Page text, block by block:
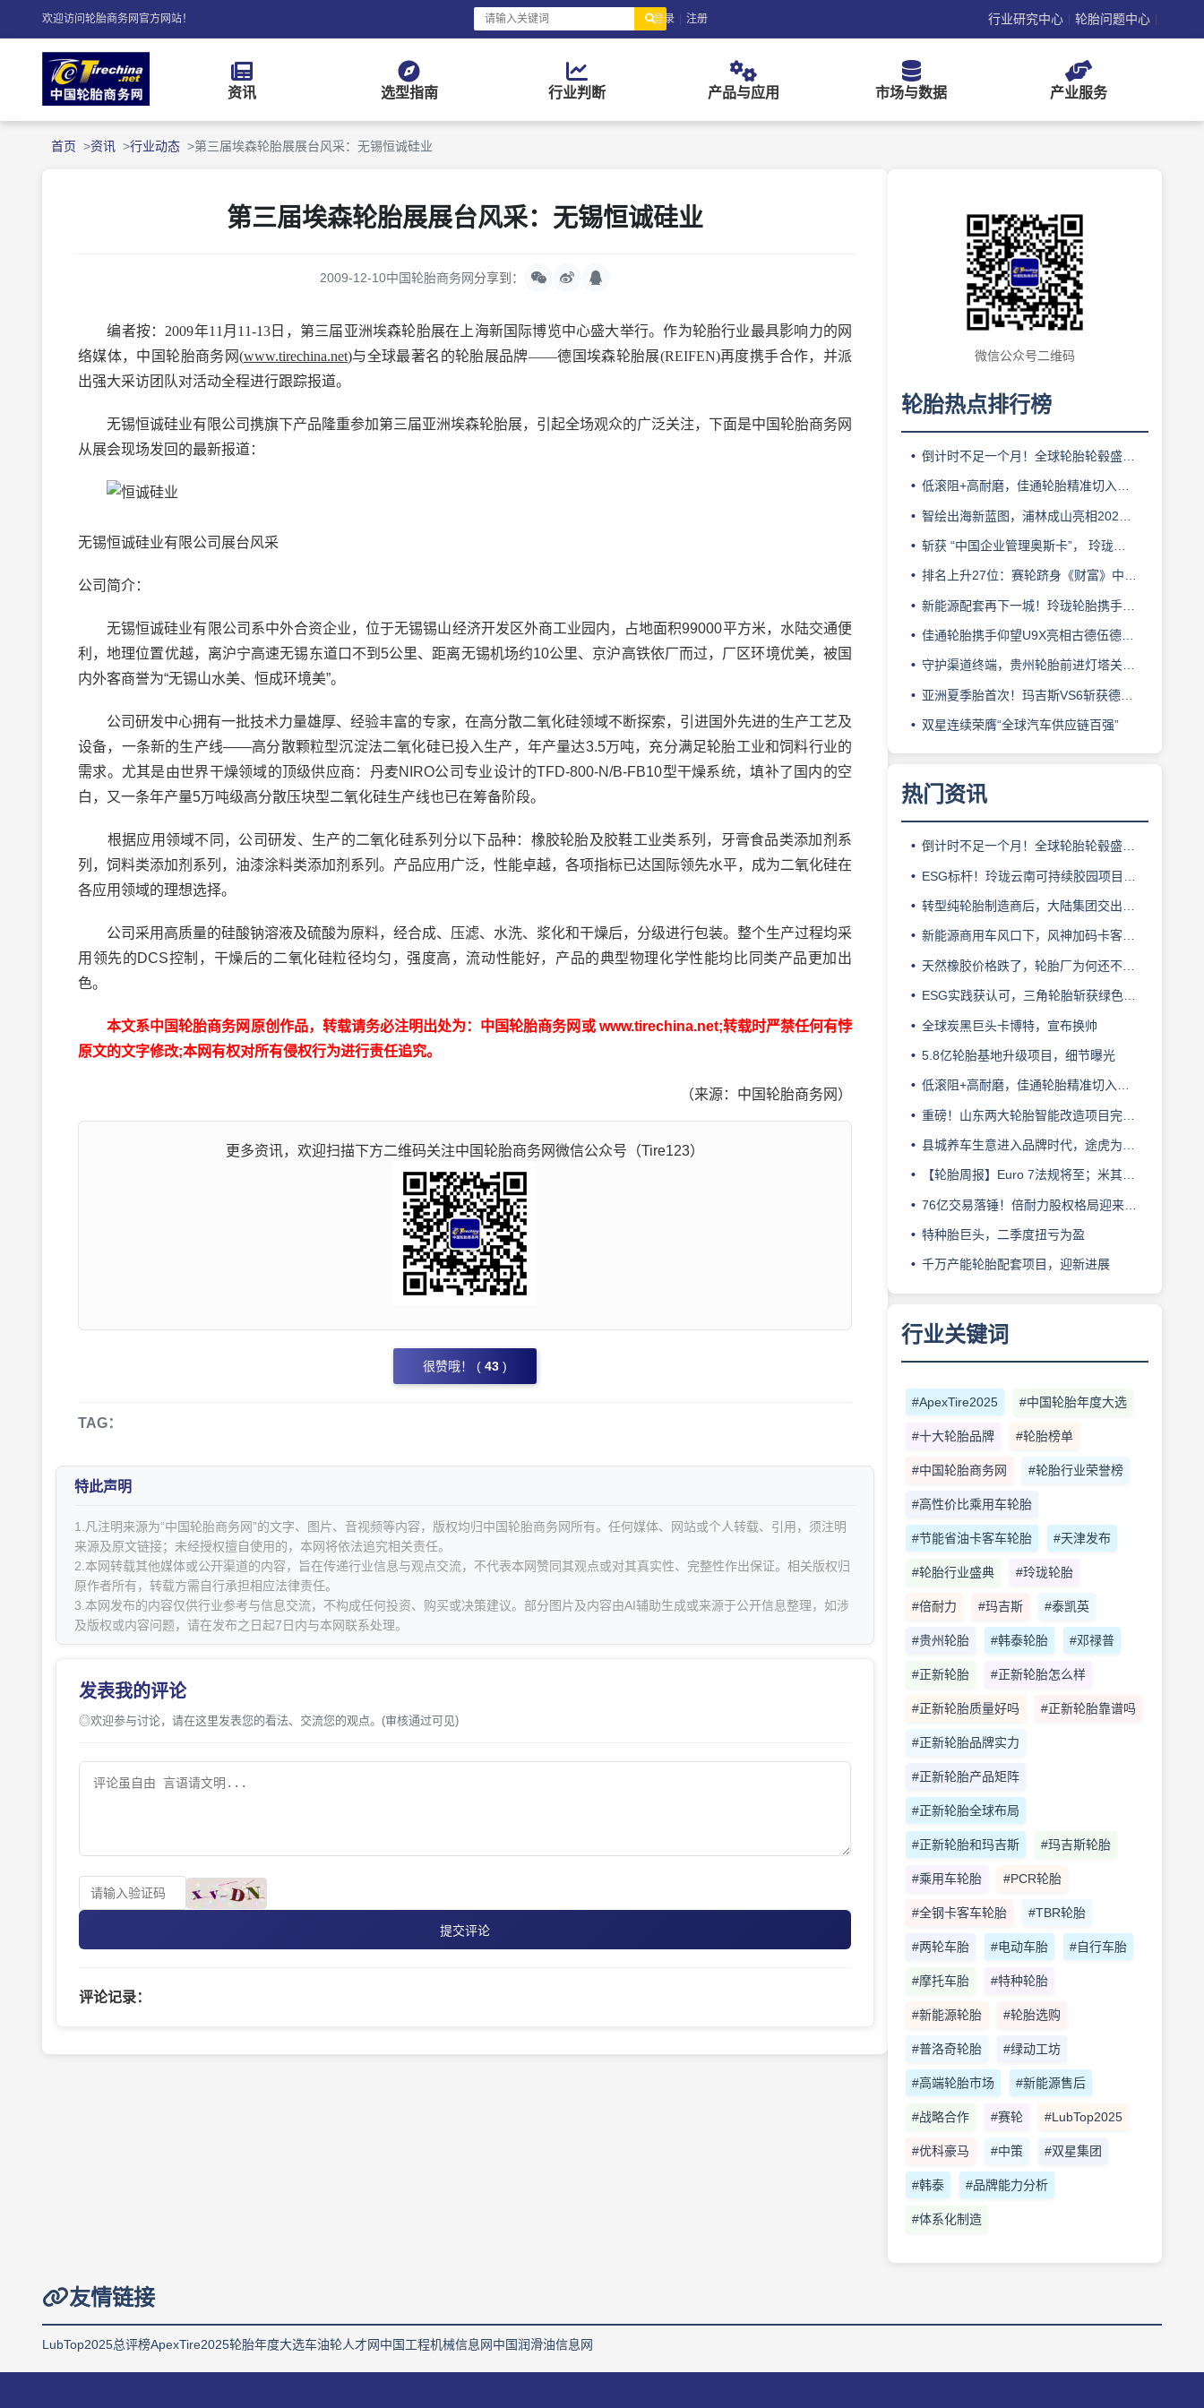
欢迎访问轮胎商务网官方网站！ 登录 | 注册 行业研究中心 | 轮胎问题中心 |
资讯 选型指南 行业判断 产品与应用 市场与数据 产业服务
首页 资讯 行业动态 第三届埃森轮胎展展台风采：无锡恒诚硅业
第三届埃森轮胎展展台风采：无锡恒诚硅业
2009-12-10中国轮胎商务网分享到：
编者按：2009年11月11-13日，第三届亚洲埃森轮胎展在上海新国际博览中心盛大举行。作为轮胎行业最具影响力的网
络媒体，中国轮胎商务网(www.tirechina.net)与全球最著名的轮胎展品牌——德国埃森轮胎展(REIFEN)再度携手合作，并派
出强大采访团队对活动全程进行跟踪报道。
无锡恒诚硅业有限公司携旗下产品隆重参加第三届亚洲埃森轮胎展，引起全场观众的广泛关注，下面是中国轮胎商务网
从展会现场发回的最新报道：
无锡恒诚硅业有限公司展台风采
公司简介：
无锡恒诚硅业有限公司系中外合资企业，位于无锡锡山经济开发区外商工业园内，占地面积99000平方米，水陆交通便
利，地理位置优越，离沪宁高速无锡东道口不到5公里、距离无锡机场约10公里、京沪高铁依厂而过，厂区环境优美，被国
内外客商誉为“无锡山水美、恒成环境美”。
公司研发中心拥有一批技术力量雄厚、经验丰富的专家，在高分散二氧化硅领域不断探索，引进国外先进的生产工艺及
设备，一条新的生产线——高分散颗粒型沉淀法二氧化硅已投入生产，年产量达3.5万吨，充分满足轮胎工业和饲料行业的
需求。尤其是由世界干燥领域的顶级供应商：丹麦NIRO公司专业设计的TFD-800-N/B-FB10型干燥系统，填补了国内的空
白，又一条年产量5万吨级高分散压块型二氧化硅生产线也已在筹备阶段。
根据应用领域不同，公司研发、生产的二氧化硅系列分以下品种：橡胶轮胎及胶鞋工业类系列，牙膏食品类添加剂系
列，饲料类添加剂系列，油漆涂料类添加剂系列。产品应用广泛，性能卓越，各项指标已达国际领先水平，成为二氧化硅在
各应用领域的理想选择。
公司采用高质量的硅酸钠溶液及硫酸为原料，经合成、压滤、水洗、浆化和干燥后，分级进行包装。整个生产过程均采
用领先的DCS控制，干燥后的二氧化硅粒径均匀，强度高，流动性能好，产品的典型物理化学性能均比同类产品更加出
色。
本文系中国轮胎商务网原创作品，转载请务必注明出处为：中国轮胎商务网或 www.tirechina.net;转载时严禁任何有悖
原文的文字修改;本网有权对所有侵权行为进行责任追究。
（来源：中国轮胎商务网）
更多资讯，欢迎扫描下方二维码关注中国轮胎商务网微信公众号（Tire123）
很赞哦！ ( 43 )
TAG：
特此声明
1.凡注明来源为“中国轮胎商务网”的文字、图片、音视频等内容，版权均归中国轮胎商务网所有。任何媒体、网站或个人转载、引用，须注明
来源及原文链接；未经授权擅自使用的，本网将依法追究相关责任。
2.本网转载其他媒体或公开渠道的内容，旨在传递行业信息与观点交流，不代表本网赞同其观点或对其真实性、完整性作出保证。相关版权归
原作者所有，转载方需自行承担相应法律责任。
3.本网发布的内容仅供行业参考与信息交流，不构成任何投资、购买或决策建议。部分图片及内容由AI辅助生成或来源于公开信息整理，如涉
及版权或内容问题，请在发布之日起7日内与本网联系处理。
发表我的评论
◎欢迎参与讨论，请在这里发表您的看法、交流您的观点。(审核通过可见)
提交评论
评论记录：
微信公众号二维码
轮胎热点排行榜
倒计时不足一个月！全球轮胎轮毂盛会即将登陆上海！
低滚阻+高耐磨，佳通轮胎精准切入新能源轻卡赛道
智绘出海新蓝图，浦林成山亮相2026泰中合作博览会
斩获 “中国企业管理奥斯卡”， 玲珑轮胎蝉联 BMC 大奖
排名上升27位：赛轮跻身《财富》中国500强背后的增长逻辑
新能源配套再下一城！玲珑轮胎携手小鹏L03全球上市
佳通轮胎携手仰望U9X亮相古德伍德，以轮胎科技挑战性能边界
守护渠道终端，贵州轮胎前进灯塔关爱基金驰援长春受灾门店
亚洲夏季胎首次！玛吉斯VS6斩获德国TÜV SÜD高阶认证
双星连续荣膺“全球汽车供应链百强”
热门资讯
倒计时不足一个月！全球轮胎轮毂盛会即将登陆上海！
ESG标杆！玲珑云南可持续胶园项目获评最佳实践
转型纯轮胎制造商后，大陆集团交出亮眼业绩
新能源商用车风口下，风神加码卡客车胎产能
天然橡胶价格跌了，轮胎厂为何还不敢“松口气”？
ESG实践获认可，三角轮胎斩获绿色发展典范企业奖
全球炭黑巨头卡博特，宣布换帅
5.8亿轮胎基地升级项目，细节曝光
低滚阻+高耐磨，佳通轮胎精准切入新能源轻卡赛道
重磅！山东两大轮胎智能改造项目完成备案
县城养车生意进入品牌时代，途虎为何此时加码“万镇万店”？
【轮胎周报】Euro 7法规将至；米其林上半年营收超千亿；倍耐力上半年盈利稳增；龙星炭黑斩获欧洲近万吨订单
76亿交易落锤！倍耐力股权格局迎来重塑
特种胎巨头，二季度扭亏为盈
千万产能轮胎配套项目，迎新进展
行业关键词
#ApexTire2025 #中国轮胎年度大选
#十大轮胎品牌 #轮胎榜单
#中国轮胎商务网 #轮胎行业荣誉榜
#高性价比乘用车轮胎
#节能省油卡客车轮胎 #天津发布
#轮胎行业盛典 #玲珑轮胎
#倍耐力 #玛吉斯 #泰凯英
#贵州轮胎 #韩泰轮胎 #邓禄普
#正新轮胎 #正新轮胎怎么样
#正新轮胎质量好吗 #正新轮胎靠谱吗
#正新轮胎品牌实力
#正新轮胎产品矩阵
#正新轮胎全球布局
#正新轮胎和玛吉斯 #玛吉斯轮胎
#乘用车轮胎 #PCR轮胎
#全钢卡客车轮胎 #TBR轮胎
#两轮车胎 #电动车胎 #自行车胎
#摩托车胎 #特种轮胎
#新能源轮胎 #轮胎选购
#普洛奇轮胎 #绿动工坊
#高端轮胎市场 #新能源售后
#战略合作 #赛轮 #LubTop2025
#优科豪马 #中策 #双星集团
#韩泰 #品牌能力分析
#体系化制造
友情链接
LubTop2025总评榜ApexTire2025轮胎年度大选车油轮人才网中国工程机械信息网中国润滑油信息网